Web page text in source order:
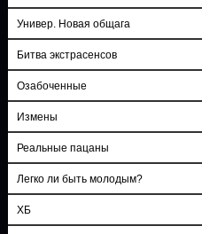
Универ. Новая общага
Битва экстрасенсов
Озабоченные
Измены
Реальные пацаны
Легко ли быть молодым?
ХБ